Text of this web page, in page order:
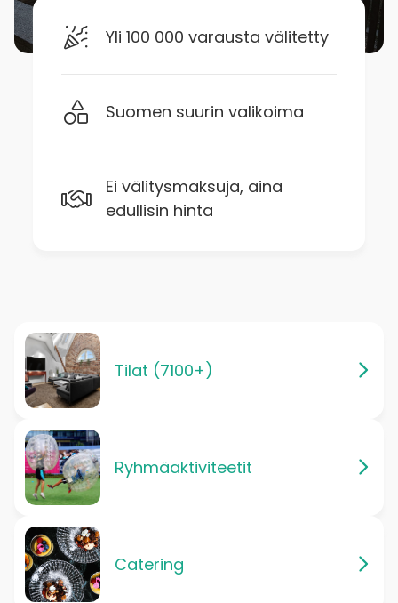
Yli 100 000 varausta välitetty
Suomen suurin valikoima
Ei välitysmaksuja, aina
edullisin hinta
Tilat (7100+)
Ryhmäaktiviteetit
Catering